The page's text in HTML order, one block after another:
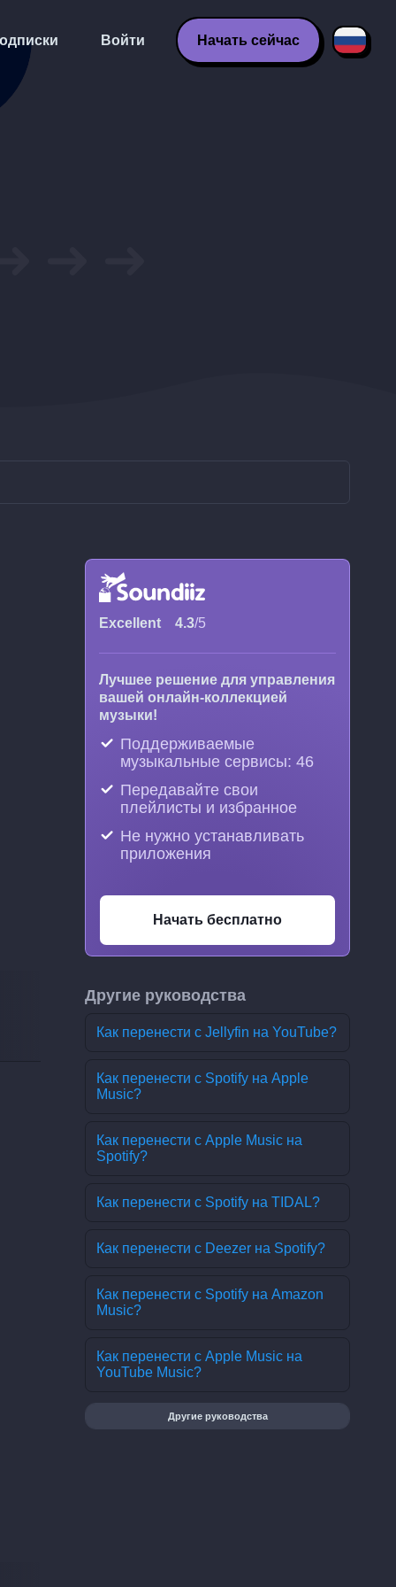
Войти Начать сейчас
Excellent 4.3/5
Лучшее решение для управления
вашей онлайн-коллекцией
музыки!
Поддерживаемые
музыкальные сервисы: 46
Передавайте свои
плейлисты и избранное
Не нужно устанавливать
приложения
Начать бесплатно
Другие руководства
Как перенести с Jellyfin на YouTube?
Как перенести с Spotify на Apple
Music?
Как перенести с Apple Music на
Spotify?
Как перенести с Spotify на TIDAL?
Как перенести с Deezer на Spotify?
Как перенести с Spotify на Amazon
Music?
Как перенести с Apple Music на
YouTube Music?
Другие руководства